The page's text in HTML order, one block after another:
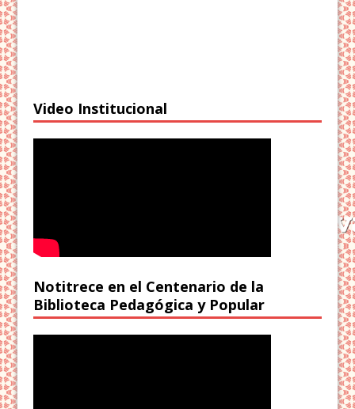
Video Institucional
Notitrece en el Centenario de la
Biblioteca Pedagógica y Popular